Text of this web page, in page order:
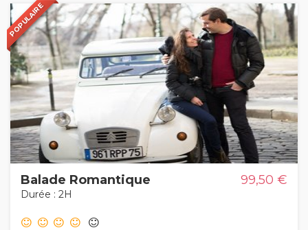
POPULAR
POPULAIRE
Balade Romantique 99,50 €
Durée : 2H